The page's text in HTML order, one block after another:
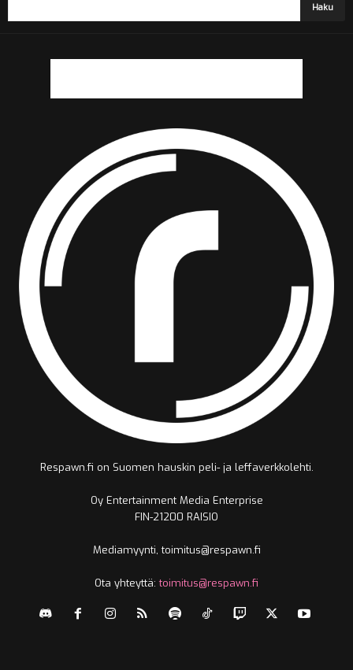
Respawn.fi on Suomen hauskin peli- ja leffaverkkolehti.
Oy Entertainment Media Enterprise
FIN-21200 RAISIO
Mediamyynti, toimitus@respawn.fi
Ota yhteyttä:toimitus@respawn.fi